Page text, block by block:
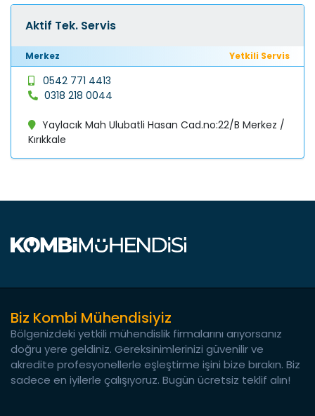
Aktif Tek. Servis
Merkez Yetkili Servis
0542 771 4413
0318 218 0044
Yaylacık Mah Ulubatli Hasan Cad.no:22/B Merkez /
Kırıkkale
Biz Kombi Mühendisiyiz
Bölgenizdeki yetkili mühendislik firmalarını arıyorsanız
doğru yere geldiniz. Gereksinimlerinizi güvenilir ve
akredite profesyonellerle eşleştirme işini bize bırakın. Biz
sadece en iyilerle çalışıyoruz. Bugün ücretsiz teklif alın!